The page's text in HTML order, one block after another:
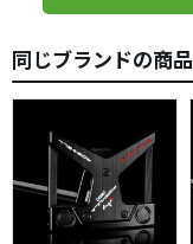
同じブランドの商品